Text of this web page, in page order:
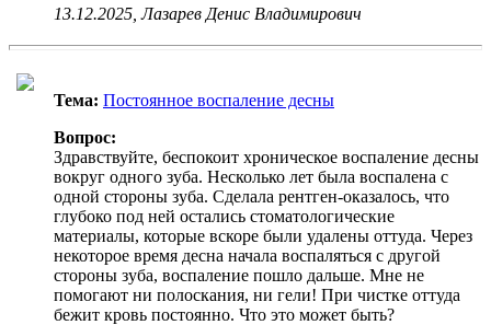
13.12.2025, Лазарев Денис Владимирович
Тема: Постоянное воспаление десны
Вопрос:
Здравствуйте, беспокоит хроническое воспаление десны
вокруг одного зуба. Несколько лет была воспалена с
одной стороны зуба. Сделала рентген-оказалось, что
глубоко под ней остались стоматологические
материалы, которые вскоре были удалены оттуда. Через
некоторое время десна начала воспаляться с другой
стороны зуба, воспаление пошло дальше. Мне не
помогают ни полоскания, ни гели! При чистке оттуда
бежит кровь постоянно. Что это может быть?